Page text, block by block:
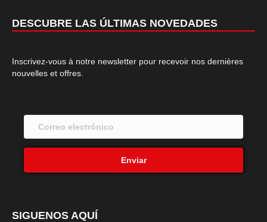
DESCUBRE LAS ÚLTIMAS NOVEDADES
Inscrivez-vous à notre newsletter pour recevoir nos dernières
nouvelles et offres.
Enviar
SIGUENOS AQUÍ